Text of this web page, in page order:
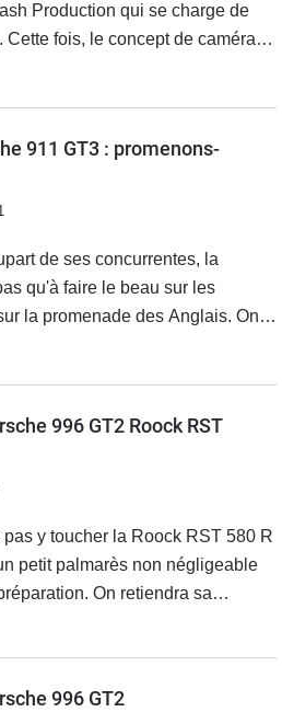
Production qui se charge de
fois, le concept de caméra
911 GT3 : promenons-
de ses concurrentes, la
qu'à faire le beau sur les
la promenade des Anglais. On
996 GT2 Roock RST
y toucher la Roock RST 580 R
petit palmarès non négligeable
On retiendra sa
996 GT2